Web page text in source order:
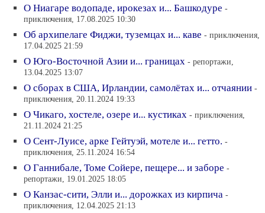
О Ниагаре водопаде, ирокезах и... Башкодуре -
приключения, 17.08.2025 10:30
Об архипелаге Фиджи, туземцах и... каве - приключения,
17.04.2025 21:59
О Юго-Восточной Азии и... границах - репортажи,
13.04.2025 13:07
О сборах в США, Ирландии, самолётах и... отчаянии -
приключения, 20.11.2024 19:33
О Чикаго, хостеле, озере и... кустиках - приключения,
21.11.2024 21:25
О Сент-Луисе, арке Гейтуэй, мотеле и... гетто. -
приключения, 25.11.2024 16:54
О Ганнибале, Томе Сойере, пещере... и заборе -
репортажи, 19.01.2025 18:05
О Канзас-сити, Элли и... дорожках из кирпича -
приключения, 12.04.2025 21:13